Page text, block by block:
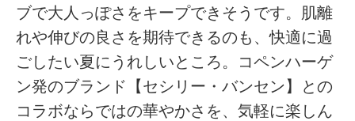
ブで大人っぽさをキープできそうです。肌離
れや伸びの良さを期待できるのも、快適に過
ごしたい夏にうれしいところ。コペンハーゲ
ン発のブランド【セシリー・バンセン】との
コラボならではの華やかさを、気軽に楽しん